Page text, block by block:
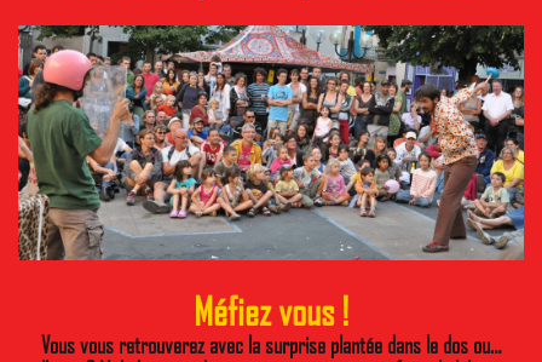
Méfiez vous !
Vous vous retrouverez avec la surprise plantée dans le dos ou…